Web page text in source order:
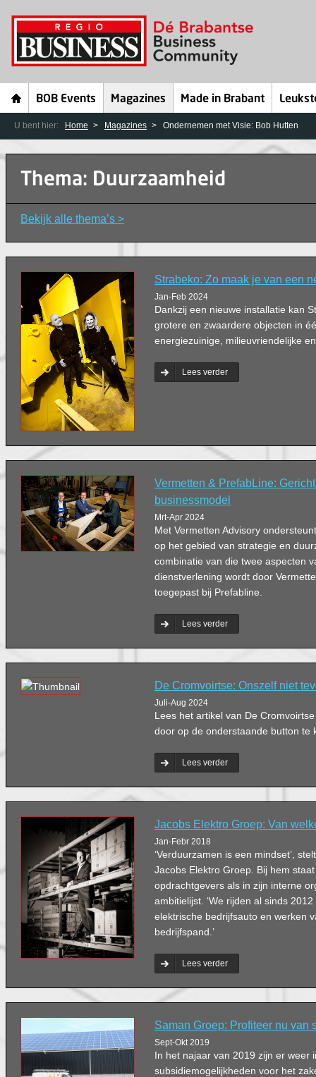
BOB Events Magazines Made in Brabant
U bent hier: Home Magazines Ondernemen met Visie: Bob Hutten
Thema: Duurzaamheid
Bekijk alle thema’s >
Strabeko: Zo maak je van een
Jan-Feb 2024
Dankzij een nieuwe installatie kan
grotere en zwaardere objecten in
energiezuinige, milieuvriendelijke
Lees verder
Vermetten & PrefabLine:
businessmodel
Mrt-Apr 2024
Met Vermetten Advisory
op het gebied van strategie en
combinatie van die twee aspecten
dienstverlening wordt door
toegepast bij Prefabline.
Lees verder
De Cromvoirtse: Onszelf niet
Juli-Aug 2024
Lees het artikel van De
door op de onderstaande button te
Lees verder
Jacobs Elektro Groep: Van
Jan-Febr 2018
‘Verduurzamen is een mindset’,
Jacobs Elektro Groep. Bij hem
opdrachtgevers als in zijn interne
ambitielijst. ‘We rijden al sinds
elektrische bedrijfsauto en werken
bedrijfspand.’
Lees verder
Saman Groep: Profiteer nu van
Sept-Okt 2019
In het najaar van 2019 zijn er weer
subsidiemogelijkheden voor het